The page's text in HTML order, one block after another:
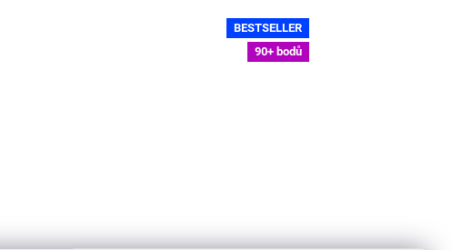
BESTSELLER
90+ bodů